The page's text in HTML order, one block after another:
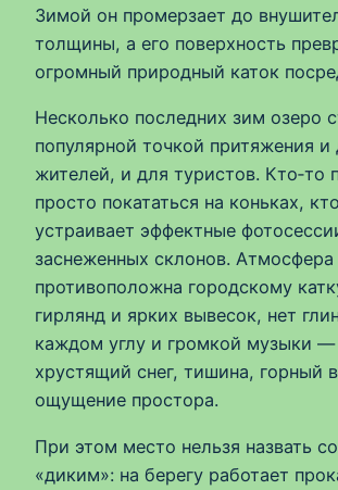
Зимой он промерзает до
толщины, а его поверхность
огромный природный каток
Несколько последних зим озеро
популярной точкой притяжения
жителей, и для туристов. Кто‑то
просто покататься на коньках,
устраивает эффектные
заснеженных склонов. Атмосфера
противоположна городскому
гирлянд и ярких вывесок, нет
каждом углу и громкой музыки —
хрустящий снег, тишина, горный
ощущение простора.
При этом место нельзя назвать
«диким»: на берегу работает